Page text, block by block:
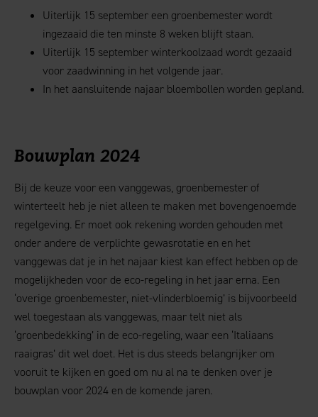
Uiterlijk 15 september een groenbemester wordt
ingezaaid die ten minste 8 weken blijft staan.
Uiterlijk 15 september winterkoolzaad wordt gezaaid
voor zaadwinning in het volgende jaar.
In het aansluitende najaar bloembollen worden gepland.
Bouwplan 2024
Bij de keuze voor een vanggewas, groenbemester of
winterteelt heb je niet alleen te maken met bovengenoemde
regelgeving. Er moet ook rekening worden gehouden met
onder andere de verplichte gewasrotatie en en het
vanggewas dat je in het najaar kiest kan effect hebben op de
mogelijkheden voor de eco-regeling in het jaar erna. Een
‘overige groenbemester, niet-vlinderbloemig’ is bijvoorbeeld
wel toegestaan als vanggewas, maar telt niet als
‘groenbedekking’ in de eco-regeling, waar een ‘Italiaans
raaigras’ dit wel doet. Het is dus steeds belangrijker om
vooruit te kijken en goed om nu al na te denken over je
bouwplan voor 2024 en de komende jaren.